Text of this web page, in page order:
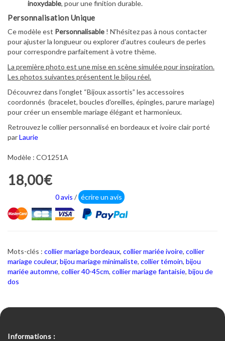
inoxydable, pour une finition durable.
Personnalisation Unique
Ce modèle est Personnalisable ! N'hésitez pas à nous contacter
pour ajuster la longueur ou explorer d'autres couleurs de perles
pour correspondre parfaitement à votre thème.
La première photo est une mise en scène simulée pour inspiration.
Les photos suivantes présentent le bijou réel.
Découvrez dans l’onglet “Bijoux assortis” les accessoires
coordonnés (bracelet, boucles d'oreilles, épingles, parure mariage)
pour créer un ensemble mariage élégant et harmonieux.
Retrouvez le collier personnalisé en bordeaux et ivoire clair porté
parLaurie
Modèle : CO1251A
18,00€
0 avis / écrire un avis
Mots-clés : collier mariage bordeaux, collier mariée ivoire, collier
mariage couleur, bijou mariage minimaliste, collier témoin, bijou
mariée automne, collier 40-45cm, collier mariage fantaisie, bijou de
dos
Informations :